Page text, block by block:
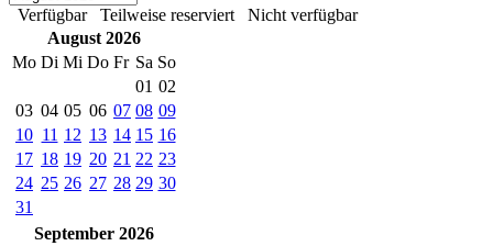
Verfügbar Teilweise reserviert
Nicht verfügbar
August 2026
Mo Di Mi Do Fr Sa So
01 02
03 04 05 06 07 08 09
10 11 12 13 14 15 16
17 18 19 20 21 22 23
24 25 26 27 28 29 30
31
September 2026